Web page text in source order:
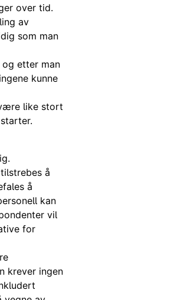
over tid.
av
som man
etter man
kunne
like stort
å
å
kan
vil
for
krever ingen